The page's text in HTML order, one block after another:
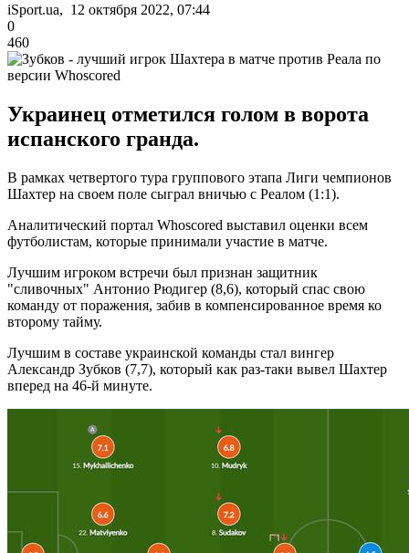
iSport.ua, 12 октября 2022, 07:44
0
460
Украинец отметился голом в ворота
испанского гранда.
В рамках четвертого тура группового этапа Лиги чемпионов
Шахтер на своем поле сыграл вничью с Реалом (1:1).
Аналитический портал Whoscored выставил оценки всем
футболистам, которые принимали участие в матче.
Лучшим игроком встречи был признан защитник
"сливочных" Антонио Рюдигер (8,6), который спас свою
команду от поражения, забив в компенсированное время ко
второму тайму.
Лучшим в составе украинской команды стал вингер
Александр Зубков (7,7), который как раз-таки вывел Шахтер
вперед на 46-й минуте.